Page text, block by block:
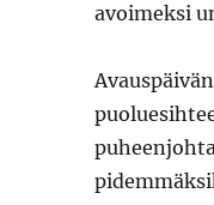
avoimeksi